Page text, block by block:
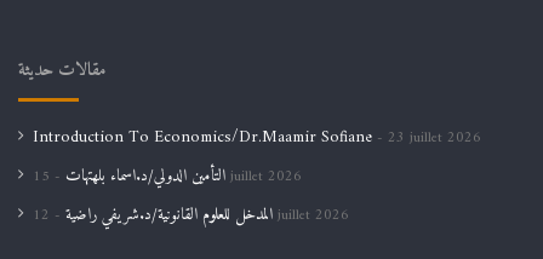
مقالات حديثة
Introduction To Economics/Dr.Maamir Sofiane 23 juillet 2026
التأمين الدولي/د.اسماء بلهتهات15 juillet 2026
المدخل للعلوم القانونية/د.شريفي راضية12 juillet 2026